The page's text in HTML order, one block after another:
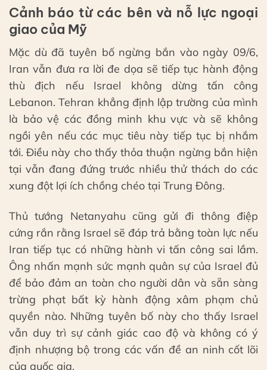
Cảnh báo từ các bên và nỗ lực ngoại
giao của Mỹ
Mặc dù đã tuyên bố ngừng bắn vào ngày 09/6,
Iran vẫn đưa ra lời đe dọa sẽ tiếp tục hành động
thù địch nếu Israel không dừng tấn công
Lebanon. Tehran khẳng định lập trường của mình
là bảo vệ các đồng minh khu vực và sẽ không
ngồi yên nếu các mục tiêu này tiếp tục bị nhắm
tới. Điều này cho thấy thỏa thuận ngừng bắn hiện
tại vẫn đang đứng trước nhiều thử thách do các
xung đột lợi ích chồng chéo tại Trung Đông.
Thủ tướng Netanyahu cũng gửi đi thông điệp
cứng rắn rằng Israel sẽ đáp trả bằng toàn lực nếu
Iran tiếp tục có những hành vi tấn công sai lầm.
Ông nhấn mạnh sức mạnh quân sự của Israel đủ
để bảo đảm an toàn cho người dân và sẵn sàng
trừng phạt bất kỳ hành động xâm phạm chủ
quyền nào. Những tuyên bố này cho thấy Israel
vẫn duy trì sự cảnh giác cao độ và không có ý
định nhượng bộ trong các vấn đề an ninh cốt lõi
của quốc gia.